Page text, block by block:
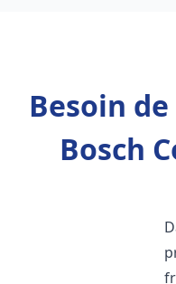
Besoin
Bosch